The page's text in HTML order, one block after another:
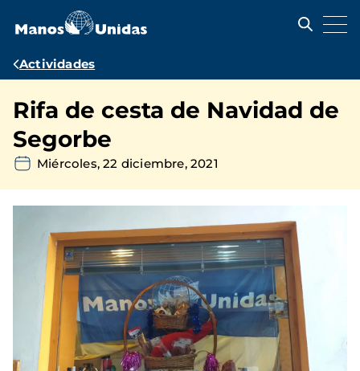
contenido
Ruta
navegación
Actividades
Rifa de cesta de Navidad de
Segorbe
Miércoles, 22 diciembre, 2021